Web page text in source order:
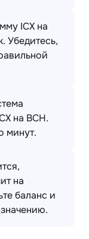
ICX на
Убедитесь,
на BCH.
минут.
на
баланс и